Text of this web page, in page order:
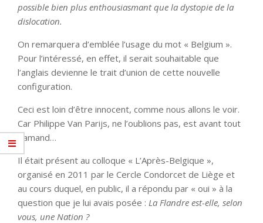
possible bien plus enthousiasmant que la dystopie de la
dislocation.
On remarquera d’emblée l’usage du mot « Belgium ».
Pour l’intéressé, en effet, il serait souhaitable que
l’anglais devienne le trait d’union de cette nouvelle
configuration.
Ceci est loin d’être innocent, comme nous allons le voir.
Car Philippe Van Parijs, ne l’oublions pas, est avant tout
flamand…
Il était présent au colloque « L’Après-Belgique »,
organisé en 2011 par le Cercle Condorcet de Liège et
au cours duquel, en public, il a répondu par « oui » à la
question que je lui avais posée : La Flandre est-elle, selon
vous, une Nation ?